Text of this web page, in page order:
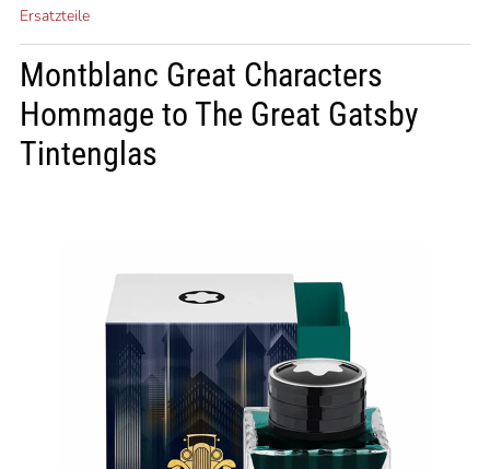
Ersatzteile
Montblanc Great Characters
Hommage to The Great Gatsby
Tintenglas